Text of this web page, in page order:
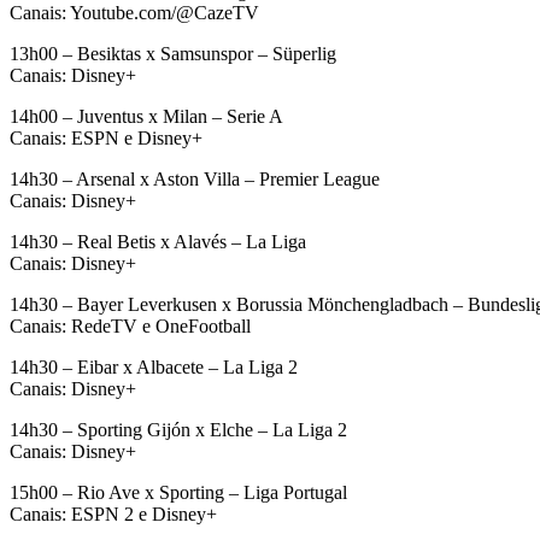
Canais: Youtube.com/@CazeTV
13h00 – Besiktas x Samsunspor – Süperlig
Canais: Disney+
14h00 – Juventus x Milan – Serie A
Canais: ESPN e Disney+
14h30 – Arsenal x Aston Villa – Premier League
Canais: Disney+
14h30 – Real Betis x Alavés – La Liga
Canais: Disney+
14h30 – Bayer Leverkusen x Borussia Mönchengladbach –
Canais: RedeTV e OneFootball
14h30 – Eibar x Albacete – La Liga 2
Canais: Disney+
14h30 – Sporting Gijón x Elche – La Liga 2
Canais: Disney+
15h00 – Rio Ave x Sporting – Liga Portugal
Canais: ESPN 2 e Disney+